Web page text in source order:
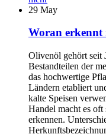
29 May
Woran erkennt
Olivenöl gehört seit
Bestandteilen der
das hochwertige
Ländern etabliert
kalte Speisen
Handel macht es
erkennen.